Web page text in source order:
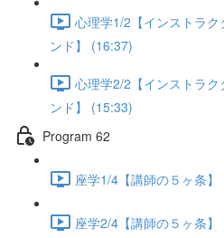
心理学1/2【インストラ
ンド】 (16:37)
心理学2/2【インストラ
ンド】 (15:33)
Program 62
座学1/4【講師の５ヶ条】
座学2/4【講師の５ヶ条】